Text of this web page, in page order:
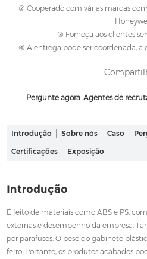
② Cooperado com várias marcas
Honeywell.
③ Forneça aos clientes
④ A entrega pode ser coordenada, a
Pergunte agora Agentes de
Introdução Sobre nós Caso
Certificações
Exposição
Introdução
É feito de materiais como ABS e PS,
externas e desempenho da empresa.
por parafusos. O peso do gabinete
ferro. Portanto, os produtos acabados